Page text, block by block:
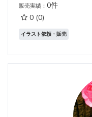
販売実績： 0件
0 (0)
イラスト依頼・販売